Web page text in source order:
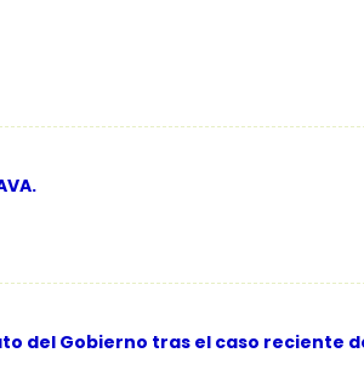
del Gobierno tras el caso reciente